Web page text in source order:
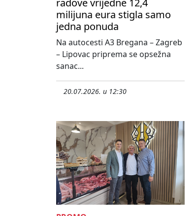
radove vrijedne 12,4
milijuna eura stigla samo
jedna ponuda
Na autocesti A3 Bregana – Zagreb
– Lipovac priprema se opsežna
sanac...
20.07.2026. u 12:30